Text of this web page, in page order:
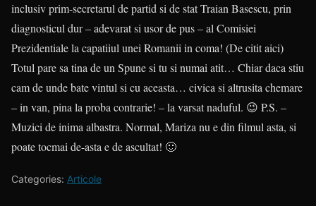
inclusiv prim-secretarul de partid si de stat Traian Basescu, prin
diagnosticul dur – adevarat si usor de pus – al Comisiei
Prezidentiale la capatiiul unei Romanii in coma! (De citit aici)
Totul pare sa tina de un Spune si tu si numai atit… Chiar daca stiu
cam de unde bate vintul si cu aceasta… civica si altrusita chemare
– in van, pina la proba contrarie! – la varsat naduful. 😉 P.S. –
Muzici de inima albastra. Normal, Mariza nu e din filmul asta, si
poate tocmai de-asta e de ascultat! 🙂
Categories: Articole